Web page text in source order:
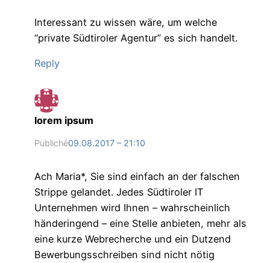
Interessant zu wissen wäre, um welche
“private Südtiroler Agentur” es sich handelt.
Reply
lorem ipsum
Publiché09.08.2017 – 21:10
Ach Maria*, Sie sind einfach an der falschen
Strippe gelandet. Jedes Südtiroler IT
Unternehmen wird Ihnen – wahrscheinlich
händeringend – eine Stelle anbieten, mehr als
eine kurze Webrecherche und ein Dutzend
Bewerbungsschreiben sind nicht nötig